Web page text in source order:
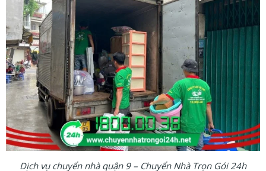
Dịch vụ chuyển nhà quận 9 – Chuyển Nhà Trọn Gói 24h